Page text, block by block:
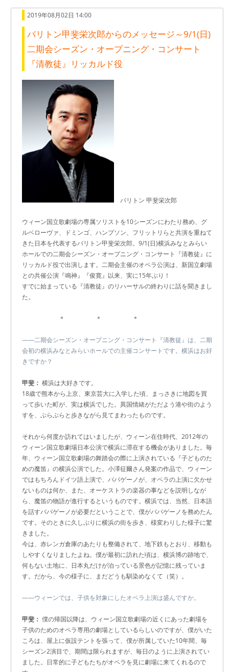
2019年08月02日 14:00
バリトン甲斐栄次郎からのメッセージ～9/1(日)
二期会シーズン・オープニング・コンサート
『清教徒』リッカルド役
バリトン 甲斐栄次郎
ウィーン国立歌劇場の専属ソリストを10シーズンにわたり務め、グ
ルベローヴァ、ドミンゴ、ハンプソン、フリットリらと共演を重ねて
きた日本を代表するバリトン甲斐栄次郎。9/1(日)横浜みなとみらい
ホールでの二期会シーズン・オープニング・コンサート『清教徒』に
リッカルド役で出演します。二期会主催のオペラ公演は、新国立劇場
との共催公演『鳴神』『俊寛』以来、実に15年ぶり！
すでに始まっている『清教徒』のリハーサルの終わりに話を聞きまし
た。
＊ ＊ ＊
――二期会シーズン・オープニング・コンサート『清教徒』は、二期
会初の横浜みなとみらいホールでの主催コンサートです。横浜はお好
きですか？
甲斐： 横浜は大好きです。
18歳で熊本から上京、東京芸大に入学した頃、まっさきに地図を買
って歩いた町が、実は横浜でした。異国情緒がただよう港や街のよう
すを、ぶらぶらと歩きながら見てまわったものです。
それから何度か訪れてはいましたが、ウィーン在住時代、2012年の
ウィーン国立歌劇場日本公演で横浜に滞在する機会がありました。毎
年、ウィーン国立歌劇場の舞踏会の際に上演されている『子どものた
めの魔笛』の横浜公演でした。小澤征爾さん発案の作品で、ウィーン
ではもちろんドイツ語上演で、パパゲーノが、オペラの上演に欠かせ
ないものは何か、また、オーケストラの楽器の事などを説明しなが
ら、魔笛の物語が進行するというものです。横浜では、当然、日本語
を話すパパゲーノが必要だということで、僕がパパゲーノを務めたん
です。そのときに久しぶりに横浜の街を歩き、様変わりした様子に驚
きました。
今は、赤レンガ倉庫のあたりも整備されて、地下鉄もとおり、移動も
しやすくなりましたよね。僕が最初に訪れた頃は、横浜博の跡地で、
何もない土地に、日本丸だけが泊っている景色が記憶に残っていま
す。だから、今の様子に、まだどうも馴染めなくて（笑）。
――ウィーンでは、子供を対象にしたオペラ上演は盛んですか。
甲斐： 僕の帰国以降は、ウィーン国立歌劇場の近くにあった劇場を
子供のためのオペラ専用の劇場としているらしいのですが、僕がいた
ころは、屋上に仮設テントを張って、僕が所属していた10年間、毎
シーズン2演目で、期間は限られますが、毎日のように上演されてい
ました。日常的に子どもたちがオペラを見に劇場に来てくれるので